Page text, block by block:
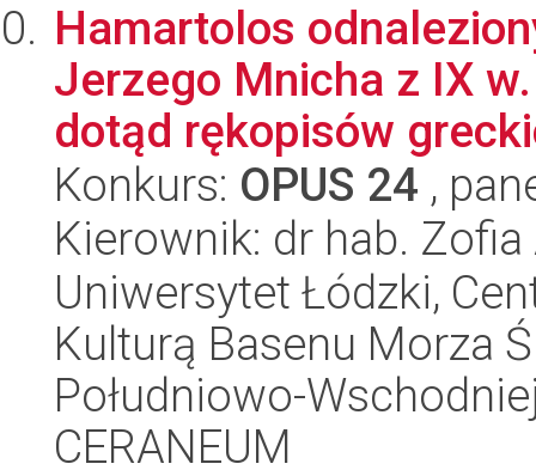
Hamartolos
Jerzego Mnicha z IX
dotąd rękopisów
Konkurs: OPUS 24 ,
Kierownik: dr hab.
Uniwersytet Łódzki,
Kulturą Basenu Morza
Południowo-
CERANEUM